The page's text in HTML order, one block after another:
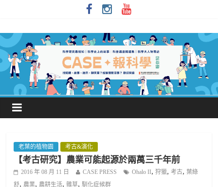
老葉的植物園 考古&演化
【考古研究】農業可能起源於兩萬三千年前
2016 年 08 月 11 日 CASE PRESS Ohalo II,狩獵,考古,葉綠
舒, 農業, 農耕生活,雜草,馴化症候群